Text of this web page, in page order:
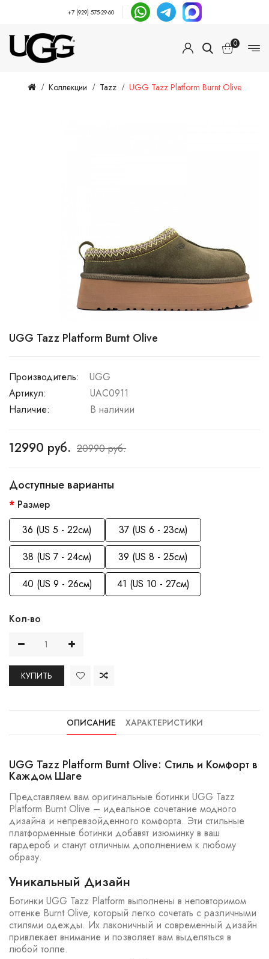
+7 (929) 575-29-60
0
Коллекции Tazz UGG Tazz Platform Burnt Olive
UGG Tazz Platform Burnt Olive
Производитель:
UGG
Артикул:
UAC0911
Наличие:
В наличии
12990 руб. 20990 руб.
Доступные варианты
Размер
36 (US 5 - 22см)
37 (US 6 - 23см)
38 (US 7 - 24см)
39 (US 8 - 25см)
40 (US 9 - 26см)
41 (US 10 - 27см)
Кол-во
КУПИТЬ
ОПИСАНИЕ ХАРАКТЕРИСТИКИ
UGG Tazz Platform Burnt Olive: Стиль и Комфорт в
Каждом Шаге
Представляем вам оригинальные ботинки UGG Tazz
Platform Burnt Olive – идеальное сочетание модного
дизайна и непревзойденного комфорта. Эти стильные
платформенные ботинки добавят изюминку в ваш
гардероб и станут отличным дополнением к любому
образу.
Уникальный Дизайн
Ботинки UGG Tazz Platform выполнены в неповторимом
оттенке Burnt Olive, который легко сочетать с различными
стилями одежды. Их лаконичный и современный дизайн
привлекает внимание и позволяет вам выделяться в
любой толпе.